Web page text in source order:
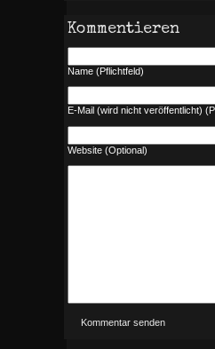
Kommentieren
Name (Pflichtfeld)
E-Mail (wird nicht veröffentlicht)
Website (Optional)